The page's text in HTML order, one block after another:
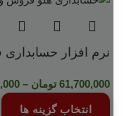
نرم افزار
61,700,000 تومان –
انتخاب گزینه ها